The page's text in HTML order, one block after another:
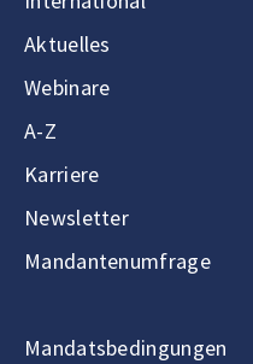
Aktuelles
Webinare
A-Z
Karriere
Newsletter
Mandantenumfrage
Mandatsbedingungen